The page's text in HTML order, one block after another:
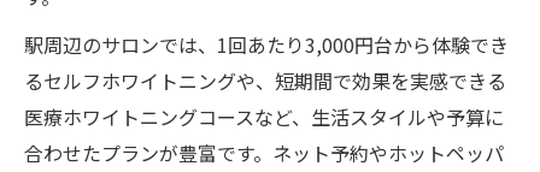
駅周辺のサロンでは、1回あたり3,000円台から体験でき
るセルフホワイトニングや、短期間で効果を実感できる
医療ホワイトニングコースなど、生活スタイルや予算に
合わせたプランが豊富です。ネット予約やホットペッパ